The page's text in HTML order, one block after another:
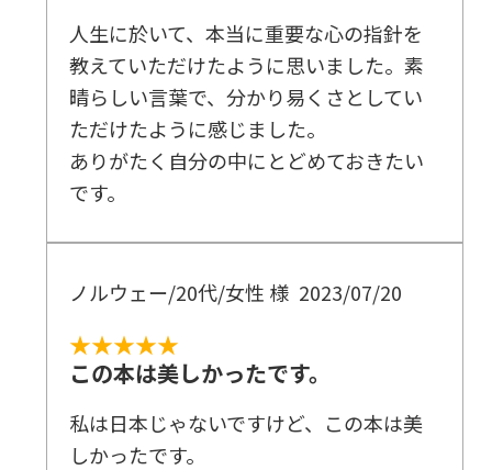
人生に於いて、本当に重要な心の指針を
教えていただけたように思いました。素
晴らしい言葉で、分かり易くさとしてい
ただけたように感じました。
ありがたく自分の中にとどめておきたい
です。
ノルウェー/20代/女性 様 2023/07/20
★★★★★
この本は美しかったです。
私は日本じゃないですけど、この本は美
しかったです。